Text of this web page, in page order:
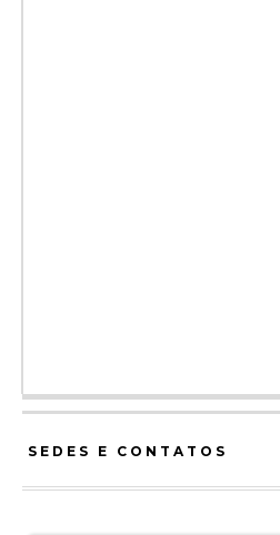
SEDES E CONTATOS